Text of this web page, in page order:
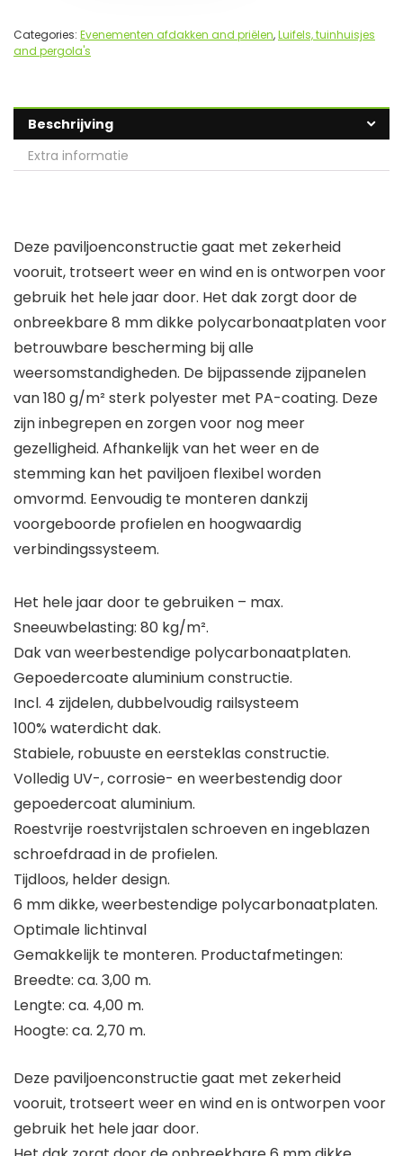
Categories: Evenementen afdakken and priëlen,Luifels, tuinhuisjes
and pergola's
Beschrijving
Extra informatie
Deze paviljoenconstructie gaat met zekerheid
vooruit, trotseert weer en wind en is ontworpen voor
gebruik het hele jaar door. Het dak zorgt door de
onbreekbare 8 mm dikke polycarbonaatplaten voor
betrouwbare bescherming bij alle
weersomstandigheden. De bijpassende zijpanelen
van 180 g/m² sterk polyester met PA-coating. Deze
zijn inbegrepen en zorgen voor nog meer
gezelligheid. Afhankelijk van het weer en de
stemming kan het paviljoen flexibel worden
omvormd. Eenvoudig te monteren dankzij
voorgeboorde profielen en hoogwaardig
verbindingssysteem.
Het hele jaar door te gebruiken – max.
Sneeuwbelasting: 80 kg/m².
Dak van weerbestendige polycarbonaatplaten.
Gepoedercoate aluminium constructie.
Incl. 4 zijdelen, dubbelvoudig railsysteem
100% waterdicht dak.
Stabiele, robuuste en eersteklas constructie.
Volledig UV-, corrosie- en weerbestendig door
gepoedercoat aluminium.
Roestvrije roestvrijstalen schroeven en ingeblazen
schroefdraad in de profielen.
Tijdloos, helder design.
6 mm dikke, weerbestendige polycarbonaatplaten.
Optimale lichtinval
Gemakkelijk te monteren. Productafmetingen:
Breedte: ca. 3,00 m.
Lengte: ca. 4,00 m.
Hoogte: ca. 2,70 m.
Deze paviljoenconstructie gaat met zekerheid
vooruit, trotseert weer en wind en is ontworpen voor
gebruik het hele jaar door.